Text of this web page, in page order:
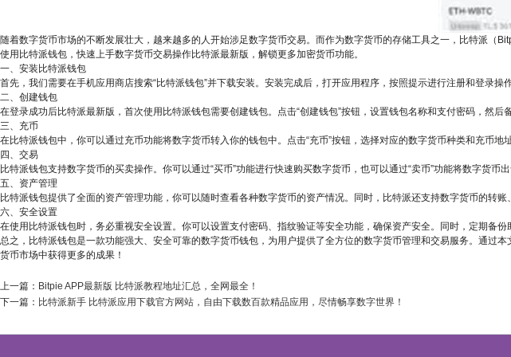
随着数字货币市场的不断发展壮大，越来越多的人开始涉足数字货币交易。而作为数字货币的存储工具之一，比特派
使用比特派钱包，快速上手数字货币交易操作比特派最新版，解锁更多加密货币功能。
一、安装比特派钱包
首先，我们需要在手机应用商店搜索“比特派钱包”并下载安装。安装完成后，打开应用程序，按照提示进行注册和登录操
二、创建钱包
在登录成功后比特派最新版，首次使用比特派钱包需要创建钱包。点击“创建钱包”按钮，设置钱包名称和支付密码，然
三、充币
在比特派钱包中，你可以通过充币功能将数字货币转入你的钱包中。点击“充币”按钮，选择对应的数字货币种类和充币
四、交易
比特派钱包支持数字货币的买卖操作。你可以通过“买币”功能进行快速购买数字货币，也可以通过“卖币”功能将数字货
五、资产管理
比特派钱包提供了全面的资产管理功能，你可以随时查看各种数字货币的资产情况。同时，比特派还支持数字货币的转账
六、安全设置
在使用比特派钱包时，务必重视安全设置。你可以设置支付密码、指纹验证等安全功能，确保资产安全。同时，定期备份
总之，比特派钱包是一款功能强大、安全可靠的数字货币钱包，为用户提供了全方位的数字货币管理和交易服务。通
货币市场中获得更多的成果！
上一篇： Bitpie APP最新版 比特派教程地址汇总，全网最全！
下一篇： 比特派新手 比特派应用下载官方网站，自由下载数百款精品应用，尽情畅享数字世界！